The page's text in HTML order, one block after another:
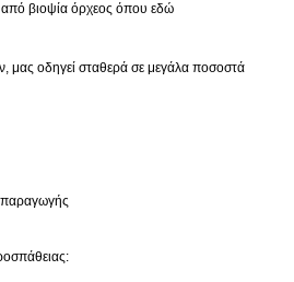
από βιοψία όρχεος όπου εδώ
μας οδηγεί σταθερά σε μεγάλα ποσοστά